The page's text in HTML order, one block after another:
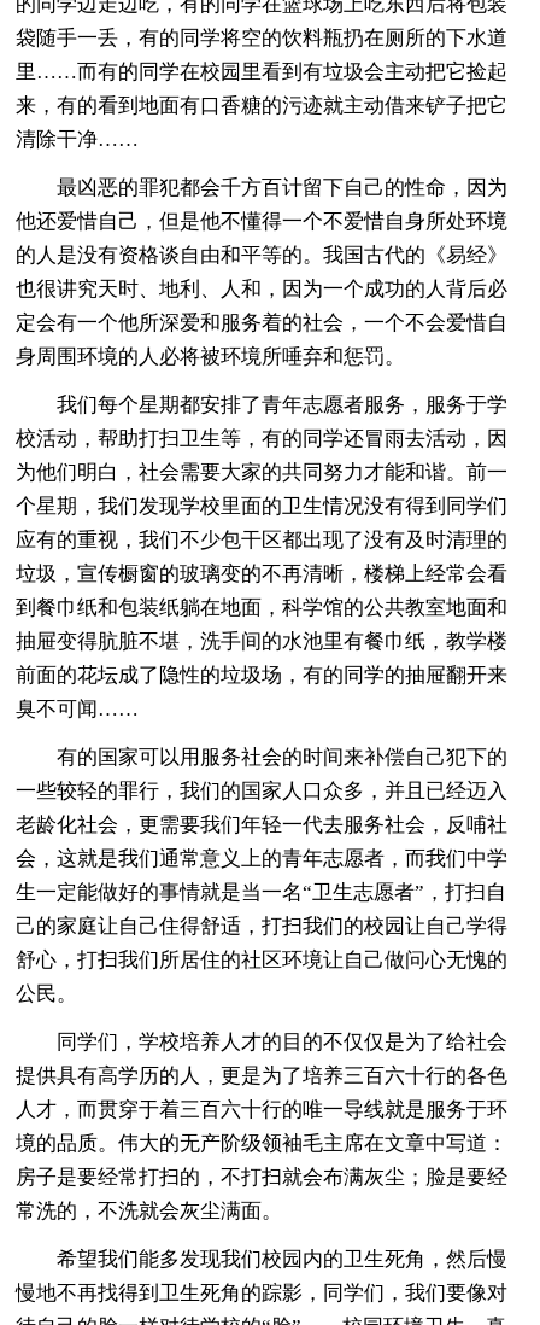
袋随手一丢，有的同学将空的饮料瓶扔在厕所的下水道
里……而有的同学在校园里看到有垃圾会主动把它捡起
来，有的看到地面有口香糖的污迹就主动借来铲子把它
清除干净……
最凶恶的罪犯都会千方百计留下自己的性命，因为
他还爱惜自己，但是他不懂得一个不爱惜自身所处环境
的人是没有资格谈自由和平等的。我国古代的《易经》
也很讲究天时、地利、人和，因为一个成功的人背后必
定会有一个他所深爱和服务着的社会，一个不会爱惜自
身周围环境的人必将被环境所唾弃和惩罚。
我们每个星期都安排了青年志愿者服务，服务于学
校活动，帮助打扫卫生等，有的同学还冒雨去活动，因
为他们明白，社会需要大家的共同努力才能和谐。前一
个星期，我们发现学校里面的卫生情况没有得到同学们
应有的重视，我们不少包干区都出现了没有及时清理的
垃圾，宣传橱窗的玻璃变的不再清晰，楼梯上经常会看
到餐巾纸和包装纸躺在地面，科学馆的公共教室地面和
抽屉变得肮脏不堪，洗手间的水池里有餐巾纸，教学楼
前面的花坛成了隐性的垃圾场，有的同学的抽屉翻开来
臭不可闻……
有的国家可以用服务社会的时间来补偿自己犯下的
一些较轻的罪行，我们的国家人口众多，并且已经迈入
老龄化社会，更需要我们年轻一代去服务社会，反哺社
会，这就是我们通常意义上的青年志愿者，而我们中学
生一定能做好的事情就是当一名“卫生志愿者”，打扫自
己的家庭让自己住得舒适，打扫我们的校园让自己学得
舒心，打扫我们所居住的社区环境让自己做问心无愧的
公民。
同学们，学校培养人才的目的不仅仅是为了给社会
提供具有高学历的人，更是为了培养三百六十行的各色
人才，而贯穿于着三百六十行的唯一导线就是服务于环
境的品质。伟大的无产阶级领袖毛主席在文章中写道：
房子是要经常打扫的，不打扫就会布满灰尘；脸是要经
常洗的，不洗就会灰尘满面。
希望我们能多发现我们校园内的卫生死角，然后慢
慢地不再找得到卫生死角的踪影，同学们，我们要像对